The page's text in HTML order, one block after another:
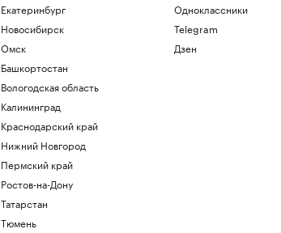
Екатеринбург
Новосибирск
Омск
Башкортостан
Вологодская область
Калининград
Краснодарский край
Нижний Новгород
Пермский край
Ростов-на-Дону
Татарстан
Тюмень
Одноклассники
Telegram
Дзен